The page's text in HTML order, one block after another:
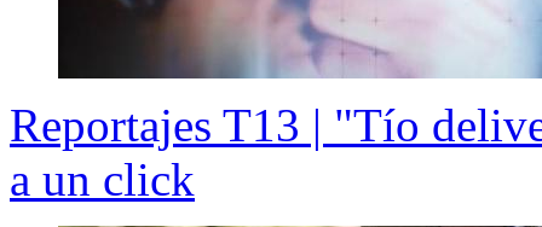
Reportajes T13 | "Tío
a un click